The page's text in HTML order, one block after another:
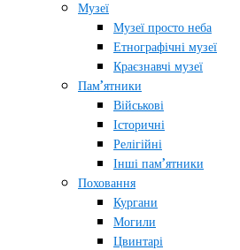
Музеї
Музеї просто неба
Етнографічні музеї
Краєзнавчі музеї
Пам’ятники
Військові
Історичні
Релігійні
Інші пам’ятники
Поховання
Кургани
Могили
Цвинтарі